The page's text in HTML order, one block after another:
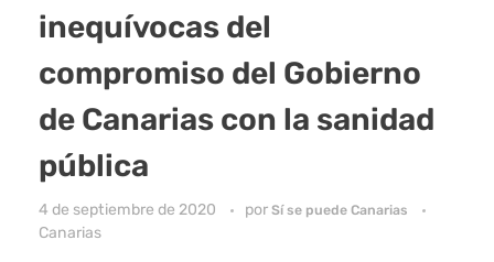
inequívocas del
compromiso del Gobierno
de Canarias con la sanidad
pública
4 de septiembre de 2020 por Sí se puede Canarias
Canarias